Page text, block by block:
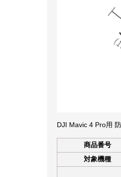
DJI Mavic 4 Pro用
商品番号
対象機種